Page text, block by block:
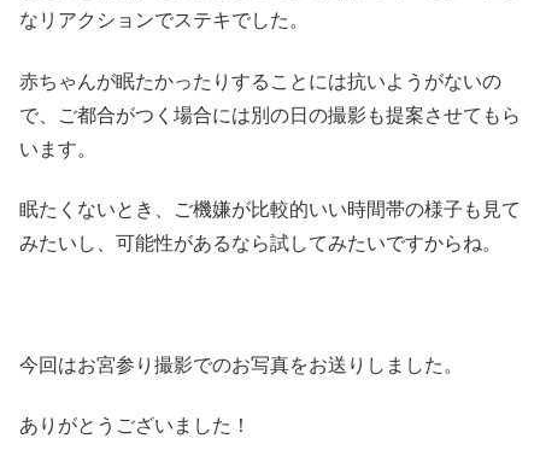
なリアクションでステキでした。
赤ちゃんが眠たかったりすることには抗いようがないの
で、ご都合がつく場合には別の日の撮影も提案させてもら
います。
眠たくないとき、ご機嫌が比較的いい時間帯の様子も見て
みたいし、可能性があるなら試してみたいですからね。
今回はお宮参り撮影でのお写真をお送りしました。
ありがとうございました！